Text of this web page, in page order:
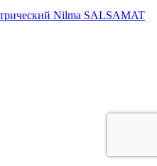
Nilma SALSAMAT